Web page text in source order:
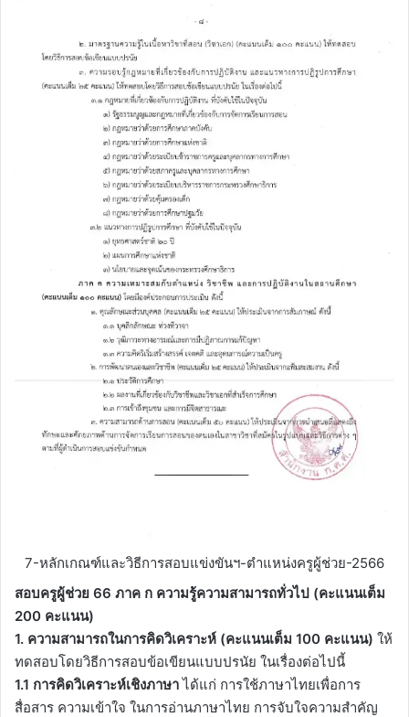
7-หลักเกณฑ์และวิธีการสอบแข่งขันฯ-ตำแหน่งครูผู้ช่วย-2566
สอบครูผู้ช่วย 66 ภาค ก ความรู้ความสามารถทั่วไป (คะแนนเต็ม
200 คะแนน)
1. ความสามารถในการคิดวิเคราะห์ (คะแนนเต็ม 100 คะแนน) ให้
ทดสอบโดยวิธีการสอบข้อเขียนแบบปรนัย ในเรื่องต่อไปนี้
1.1 การคิดวิเคราะห์เชิงภาษาได้แก่ การใช้ภาษาไทยเพื่อการ
สื่อสาร ความเข้าใจ ในการอ่านภาษาไทย การจับใจความสําคัญ